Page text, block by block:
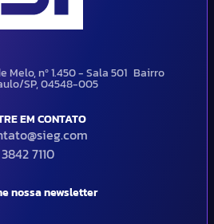
Melo, nº 1.450 - Sala 501 Bairro
SP, 04548-005
EM CONTATO
3842 7110
nossa newsletter